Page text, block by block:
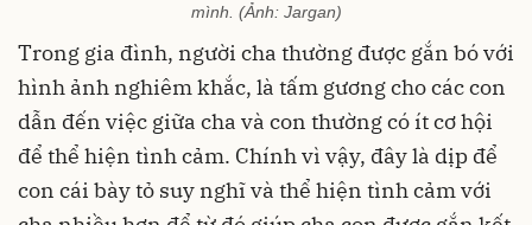
mình. (Ảnh: Jargan)
Trong gia đình, người cha thường được gắn bó với
hình ảnh nghiêm khắc, là tấm gương cho các con
dẫn đến việc giữa cha và con thường có ít cơ hội
để thể hiện tình cảm. Chính vì vậy, đây là dịp để
con cái bày tỏ suy nghĩ và thể hiện tình cảm với